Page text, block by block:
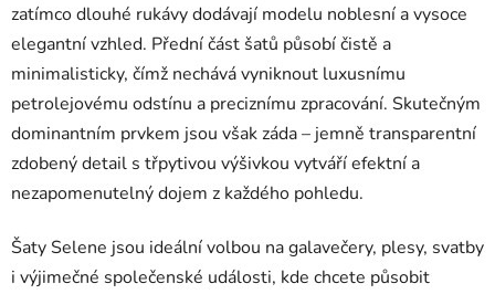
zatímco dlouhé rukávy dodávají modelu noblesní a vysoce
elegantní vzhled. Přední část šatů působí čistě a
minimalisticky, čímž nechává vyniknout luxusnímu
petrolejovému odstínu a preciznímu zpracování. Skutečným
dominantním prvkem jsou však záda – jemně transparentní
zdobený detail s třpytivou výšivkou vytváří efektní a
nezapomenutelný dojem z každého pohledu.
Šaty Selene jsou ideální volbou na galavečery, plesy, svatby
i výjimečné společenské události, kde chcete působit